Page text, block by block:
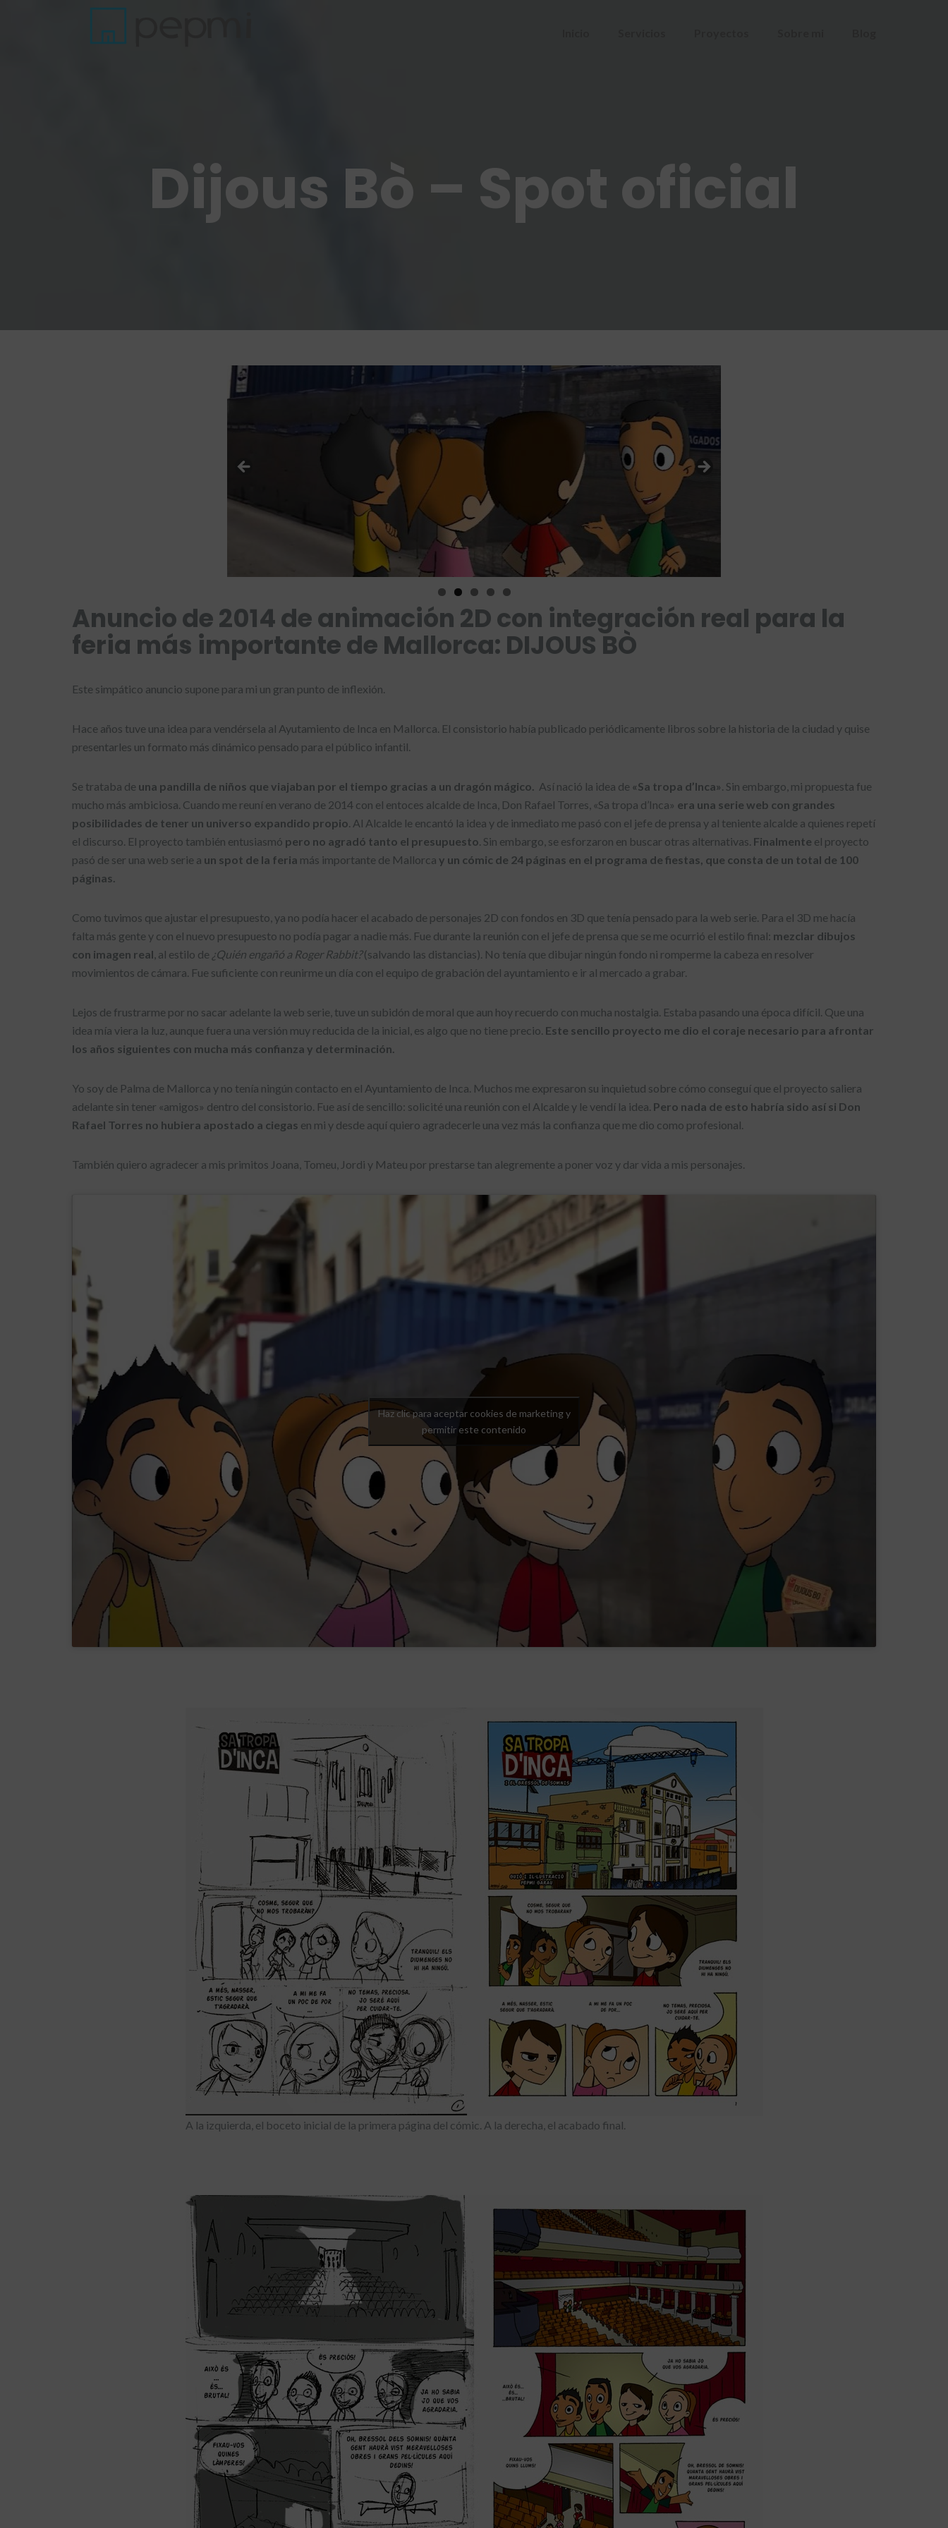
Dijous Bò – Spot oficial
Anuncio de 2014 de animación 2D con integración real para la
feria más importante de Mallorca: DIJOUS BÒ
Este simpático anuncio supone para mi un gran punto de inflexión.
Hace años tuve una idea para vendérsela al Ayutamiento de Inca en Mallorca. El consistorio había publicado periódicamente libros sobre la historia de la ciudad y quise
presentarles un formato más dinámico pensado para el público infantil.
Se trataba de una pandilla de niños que viajaban por el tiempo gracias a un dragón mágico. Así nació la idea de «Sa tropa d’Inca». Sin embargo, mi propuesta fue
mucho más ambiciosa. Cuando me reuní en verano de 2014 con el entoces alcalde de Inca, Don Rafael Torres, «Sa tropa d’Inca» era una serie web con grandes
posibilidades de tener un universo expandido propio. Al Alcalde le encantó la idea y de inmediato me pasó con el jefe de prensa y al teniente alcalde a quienes repetí
el discurso. El proyecto también entusiasmó pero no agradó tanto el presupuesto. Sin embargo, se esforzaron en buscar otras alternativas. Finalmente el proyecto
pasó de ser una web serie a un spot de la feria más importante de Mallorca y un cómic de 24 páginas en el programa de fiestas, que consta de un total de 100
páginas.
Como tuvimos que ajustar el presupuesto, ya no podía hacer el acabado de personajes 2D con fondos en 3D que tenía pensado para la web serie. Para el 3D me hacía
falta más gente y con el nuevo presupuesto no podía pagar a nadie más. Fue durante la reunión con el jefe de prensa que se me ocurrió el estilo final: mezclar dibujos
con imagen real , al estilo de ¿Quién engañó a Roger Rabbit?(salvando las distancias). No tenía que dibujar ningún fondo ni romperme la cabeza en resolver
movimientos de cámara. Fue suficiente con reunirme un día con el equipo de grabación del ayuntamiento e ir al mercado a grabar.
Lejos de frustrarme por no sacar adelante la web serie, tuve un subidón de moral que aun hoy recuerdo con mucha nostalgia. Estaba pasando una época difícil. Que una
idea mía viera la luz, aunque fuera una versión muy reducida de la inicial, es algo que no tiene precio. Este sencillo proyecto me dio el coraje necesario para afrontar
los años siguientes con mucha más confianza y determinación.
Yo soy de Palma de Mallorca y no tenía ningún contacto en el Ayuntamiento de Inca. Muchos me expresaron su inquietud sobre cómo conseguí que el proyecto saliera
adelante sin tener «amigos» dentro del consistorio. Fue así de sencillo: solicité una reunión con el Alcalde y le vendí la idea. Pero nada de esto habría sido así si Don
Rafael Torres no hubiera apostado a ciegas en mi y desde aquí quiero agradecerle una vez más la confianza que me dio como profesional.
También quiero agradecer a mis primitos Joana, Tomeu, Jordi y Mateu por prestarse tan alegremente a poner voz y dar vida a mis personajes.
Haz clic para aceptar cookies de marketing y
permitir este contenido
A la izquierda, el boceto inicial de la primera página del cómic. A la derecha, el acabado final.